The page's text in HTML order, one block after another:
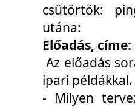
csütörtök:
utána:
Előadás,
Az előadás
ipari
- Milyen